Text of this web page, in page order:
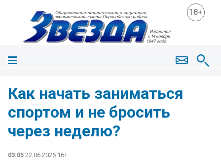
18+
Как начать заниматься
спортом и не бросить
через неделю?
03:05 22.06.2026 16+